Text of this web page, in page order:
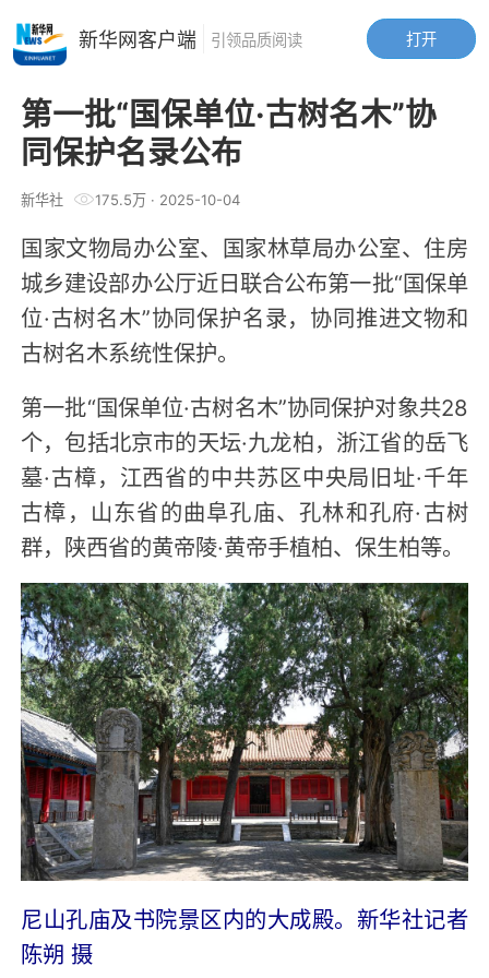
第一批“国保单位·古树名木”协
同保护名录公布
新华社 175.5万· 2025-10-04
国家文物局办公室、国家林草局办公室、住房
城乡建设部办公厅近日联合公布第一批“国保单
位·古树名木”协同保护名录，协同推进文物和
古树名木系统性保护。
第一批“国保单位·古树名木”协同保护对象共28
个，包括北京市的天坛·九龙柏，浙江省的岳飞
墓·古樟，江西省的中共苏区中央局旧址·千年
古樟，山东省的曲阜孔庙、孔林和孔府·古树
群，陕西省的黄帝陵·黄帝手植柏、保生柏等。
尼山孔庙及书院景区内的大成殿。新华社记者
陈朔 摄
打开
新华网客户端 引领品质阅读